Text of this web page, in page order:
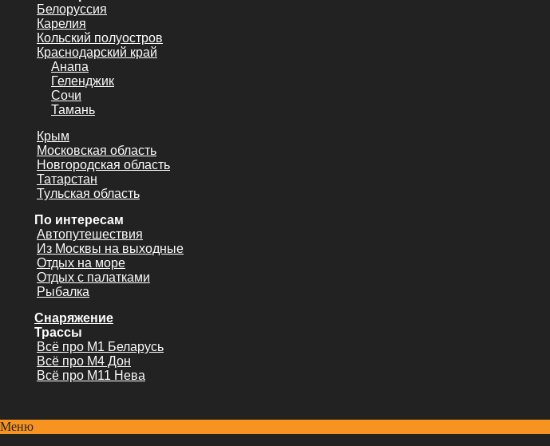
Белоруссия
Карелия
Кольский полуостров
Краснодарский край
Анапа
Геленджик
Сочи
Тамань
Крым
Московская область
Новгородская область
Татарстан
Тульская область
По интересам
Автопутешествия
Из Москвы на выходные
Отдых на море
Отдых с палатками
Рыбалка
Снаряжение
Трассы
Всё про М1 Беларусь
Всё про М4 Дон
Всё про М11 Нева
Меню